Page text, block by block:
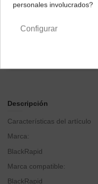
Descripción
Características del artículo
Marca:
BlackRapid
Marca compatible:
BlackRapid
personales involucrados?
Configurar